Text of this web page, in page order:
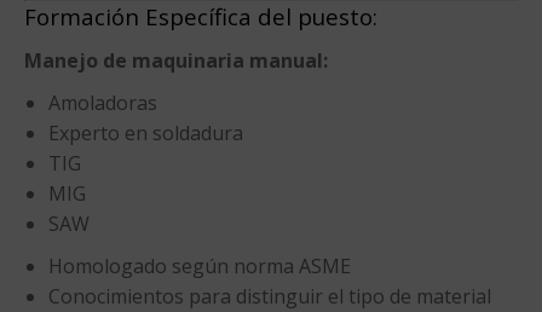
Formación Específica del puesto:
Manejo de maquinaria manual:
Amoladoras
Experto en soldadura
TIG
MIG
SAW
Homologado según norma ASME
Conocimientos para distinguir el tipo de material